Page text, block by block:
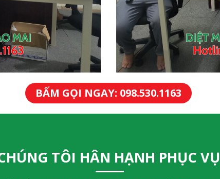
BẤM GỌI NGAY: 098.530.1163
TÔI HÂN HẠNH PHỤC VỤ